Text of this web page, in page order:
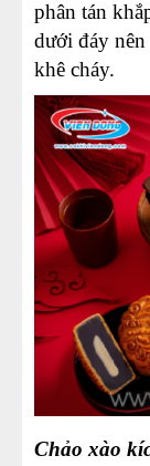
phân tán
dưới đáy
khê cháy.
Chảo xào